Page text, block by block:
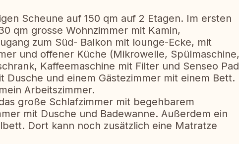
Scheune auf 150 qm auf 2 Etagen. Im ersten
qm grosse Wohnzimmer mit Kamin,
zum Süd- Balkon mit lounge-Ecke, mit
und offener Küche (Mikrowelle, Spülmaschine,
Kaffeemaschine mit Filter und Senseo Pad
Dusche und einem Gästezimmer mit einem Bett.
Arbeitszimmer.
große Schlafzimmer mit begehbarem
mit Dusche und Badewanne. Außerdem ein
Dort kann noch zusätzlich eine Matratze